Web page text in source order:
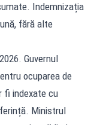
Indemnizația
fără alte
Guvernul
ocuparea de
fi indexate cu
Ministrul